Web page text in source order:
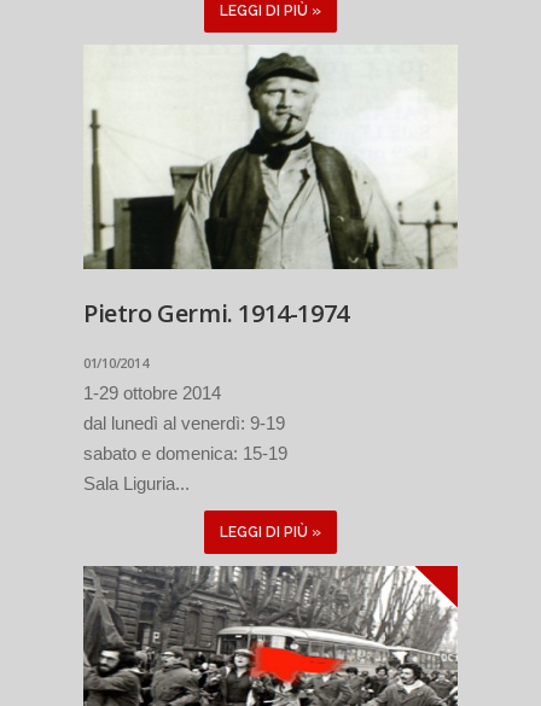
LEGGI DI PIÙ »
Pietro Germi. 1914-1974
01/10/2014
1-29 ottobre 2014
dal lunedì al venerdì: 9-19
sabato e domenica: 15-19
Sala Liguria...
LEGGI DI PIÙ »